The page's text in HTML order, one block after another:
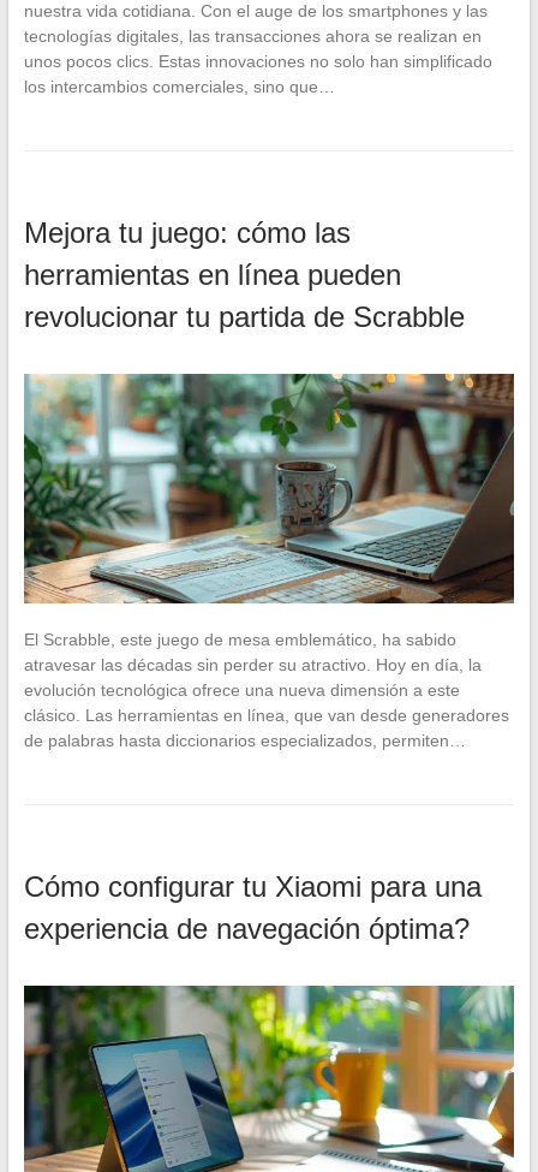
nuestra vida cotidiana. Con el auge de los smartphones y las
tecnologías digitales, las transacciones ahora se realizan en
unos pocos clics. Estas innovaciones no solo han simplificado
los intercambios comerciales, sino que…
Mejora tu juego: cómo las
herramientas en línea pueden
revolucionar tu partida de Scrabble
El Scrabble, este juego de mesa emblemático, ha sabido
atravesar las décadas sin perder su atractivo. Hoy en día, la
evolución tecnológica ofrece una nueva dimensión a este
clásico. Las herramientas en línea, que van desde generadores
de palabras hasta diccionarios especializados, permiten…
Cómo configurar tu Xiaomi para una
experiencia de navegación óptima?